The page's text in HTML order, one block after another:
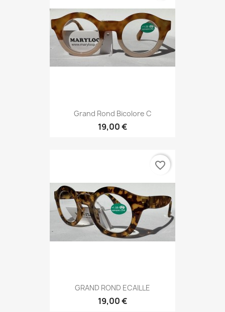
Grand Rond Bicolore C
19,00 €
GRAND ROND ECAILLE
19,00 €
favorite_border